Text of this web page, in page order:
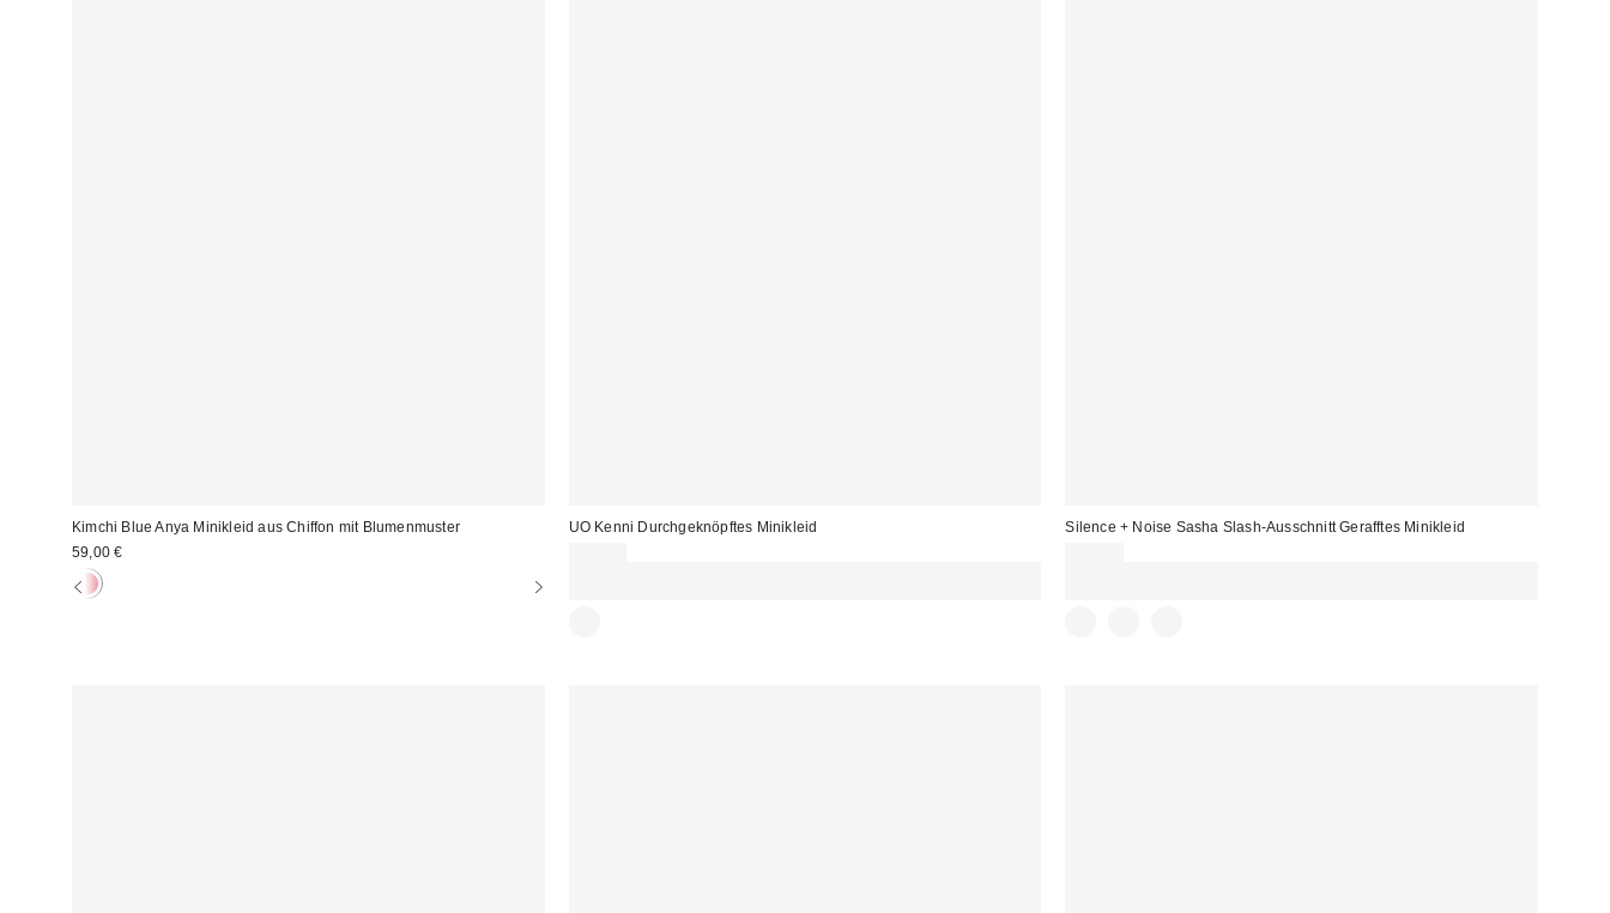
Kimchi Blue Anya Minikleid aus Chiffon mit Blumenmuster
59,00 €
UO Kenni Durchgeknöpftes Minikleid
Silence + Noise Sasha Slash-Ausschnitt Gerafftes Minikleid